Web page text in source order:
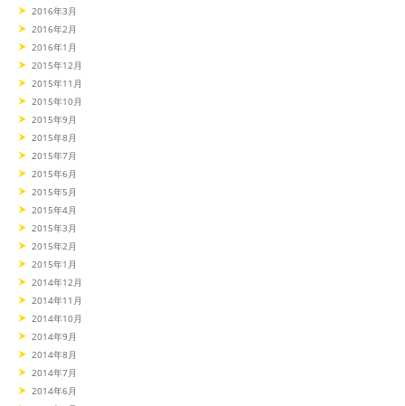
2016年3月
2016年2月
2016年1月
2015年12月
2015年11月
2015年10月
2015年9月
2015年8月
2015年7月
2015年6月
2015年5月
2015年4月
2015年3月
2015年2月
2015年1月
2014年12月
2014年11月
2014年10月
2014年9月
2014年8月
2014年7月
2014年6月